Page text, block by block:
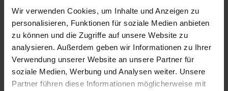
Wir verwenden Cookies, um Inhalte und Anzeigen zu
personalisieren, Funktionen für soziale Medien anbieten
zu können und die Zugriffe auf unsere Website zu
analysieren. Außerdem geben wir Informationen zu Ihrer
Verwendung unserer Website an unsere Partner für
soziale Medien, Werbung und Analysen weiter. Unsere
Partner führen diese Informationen möglicherweise mit
vielseitigen Bewegung Romantik und Leidenschaft
Produktdetails
Versand & Zahlung